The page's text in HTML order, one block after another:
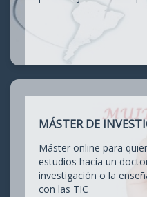
MÁSTER DE
Máster online para
estudios hacia un
investigación o la
con las TIC